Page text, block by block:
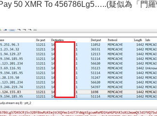
50 XMR To 456786Lg5…..(疑似為「門